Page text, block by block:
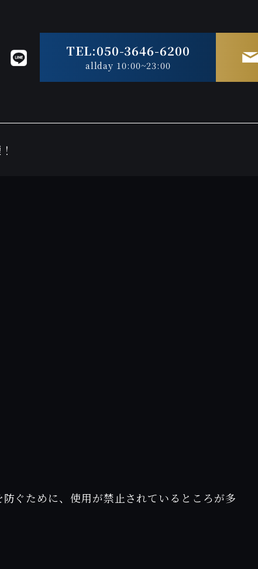
TEL:050-3646-6200
allday 10:00~23:00
ぐために、使用が禁止されているところが多